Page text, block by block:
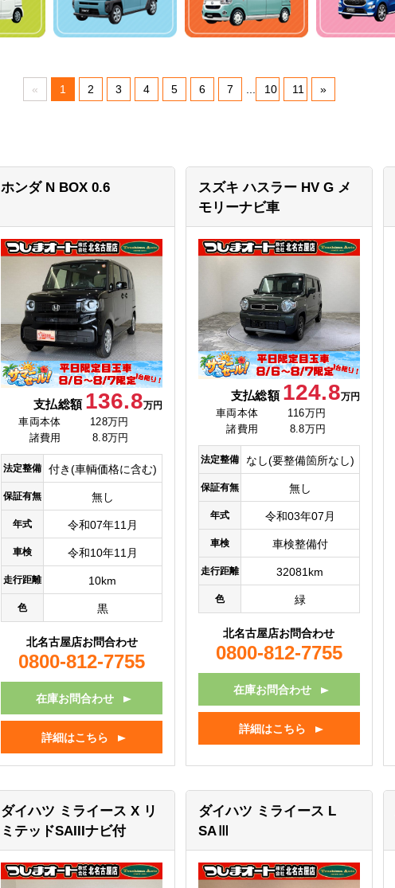
« 1 2 3 4 5 6 7 ... 10 11 »
ホンダ N BOX 0.6
支払総額 136.8万円
車両本体
128万円
諸費用
8.8万円
法定整備 付き(車輌価格に含む)
保証有無 無し
年式 令和07年11月
車検 令和10年11月
走行距離 10km
色 黒
北名古屋店お問合わせ
0800-812-7755
在庫お問合わせ
詳細はこちら
スズキ ハスラー HV G メ
モリーナビ車
支払総額 124.8万円
車両本体
116万円
諸費用
8.8万円
法定整備 なし(要整備箇所なし)
保証有無 無し
年式 令和03年07月
車検 車検整備付
走行距離 32081km
色 緑
北名古屋店お問合わせ
0800-812-7755
在庫お問合わせ
詳細はこちら
ダイハツ ミライース X リ
ミテッドSAIIIナビ付
ダイハツ ミライース L
SAⅢ